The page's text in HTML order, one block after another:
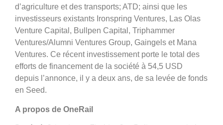
d’agriculture et des transports; ATD; ainsi que les
investisseurs existants Ironspring Ventures, Las Olas
Venture Capital, Bullpen Capital, Triphammer
Ventures/Alumni Ventures Group, Gaingels et Mana
Ventures. Ce récent investissement porte le total des
efforts de financement de la société à 54,5 USD
depuis l’annonce, il y a deux ans, de sa levée de fonds
en Seed.
A propos de OneRail